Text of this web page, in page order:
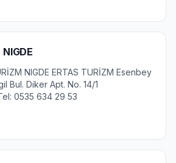
NIGDE ERTAS TURİZM Esenbey
Bul. Diker Apt. No. 14/1
0535 634 29 53